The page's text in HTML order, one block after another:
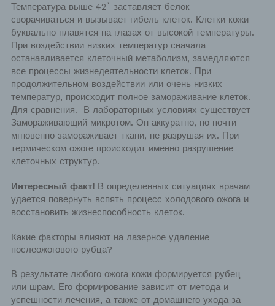
Температура выше 42 ` заставляет белок
сворачиваться и вызывает гибель клеток. Клетки кожи
буквально плавятся на глазах от высокой температуры.
При воздействии низких температур сначала
останавливается клеточный метаболизм, замедляются
все процессы жизнедеятельности клеток. При
продолжительном воздействии или очень низких
температур, происходит полное замораживание клеток.
Для сравнения. В лабораторных условиях существует
Замораживающий микротом. Он аккуратно, но почти
мгновенно замораживает ткани, не разрушая их. При
термическом ожоге происходит именно разрушение
клеточных структур.
Интересный факт!В определенных ситуациях врачам
удается повернуть вспять процесс холодового ожога и
восстановить жизнеспособность клеток.
Какие факторы влияют на лазерное удаление
послеожогового рубца?
В результате любого ожога кожи формируется рубец
или шрам. Его формирование зависит от метода и
успешности лечения, а также от домашнего ухода за